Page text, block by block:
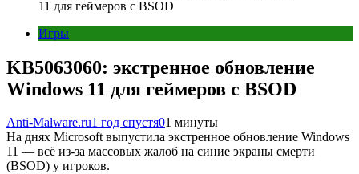
11 для геймеров с BSOD
Игры
KB5063060: экстренное обновление
Windows 11 для геймеров с BSOD
Anti-Malware.ru1 год спустя01 минуты
На днях Microsoft выпустила экстренное обновление Windows
11 — всё из-за массовых жалоб на синие экраны смерти
(BSOD) у игроков.